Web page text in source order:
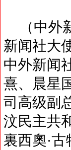
（中外
新闻社大
中外新闻
熹、晨星
司高级副
汶民主共
裏西奧·